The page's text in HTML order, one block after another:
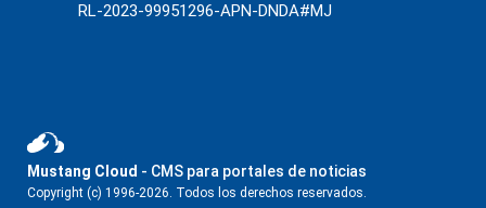
RL-2023-99951296-APN-DNDA#MJ
Mustang Cloud - CMS para portales de noticias
Copyright (c) 1996-2026. Todos los derechos reservados.